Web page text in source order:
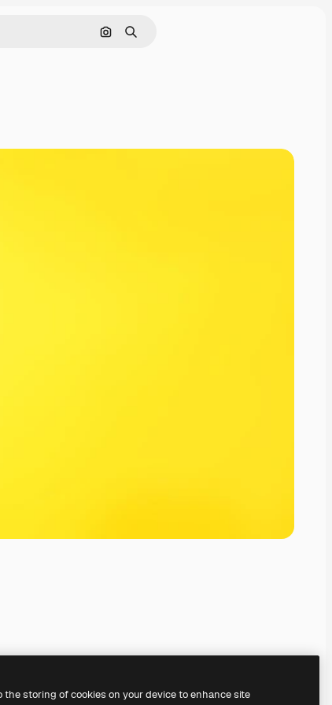
通過圖像搜索
搜尋
the storing of cookies on your device to enhance site